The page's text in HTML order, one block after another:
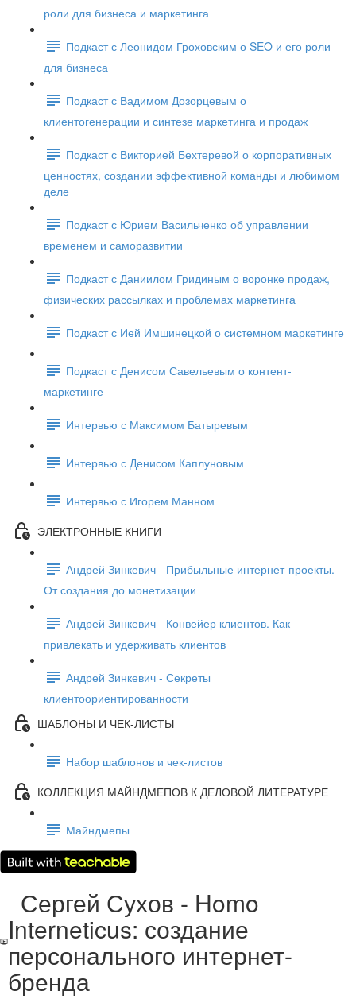
роли для бизнеса и маркетинга
Подкаст с Леонидом Гроховским о SEO и его роли
для бизнеса
Подкаст с Вадимом Дозорцевым о
клиентогенерации и синтезе маркетинга и продаж
Подкаст с Викторией Бехтеревой о корпоративных
ценностях, создании эффективной команды и любимом
деле
Подкаст с Юрием Васильченко об управлении
временем и саморазвитии
Подкаст с Даниилом Гридиным о воронке продаж,
физических рассылках и проблемах маркетинга
Подкаст с Ией Имшинецкой о системном маркетинге
Подкаст с Денисом Савельевым о контент-
маркетинге
Интервью с Максимом Батыревым
Интервью с Денисом Каплуновым
Интервью с Игорем Манном
ЭЛЕКТРОННЫЕ КНИГИ
Андрей Зинкевич - Прибыльные интернет-проекты.
От создания до монетизации
Андрей Зинкевич - Конвейер клиентов. Как
привлекать и удерживать клиентов
Андрей Зинкевич - Секреты
клиентоориентированности
ШАБЛОНЫ И ЧЕК-ЛИСТЫ
Набор шаблонов и чек-листов
КОЛЛЕКЦИЯ МАЙНДМЕПОВ К ДЕЛОВОЙ ЛИТЕРАТУРЕ
Майндмепы
Сергей Сухов - Homo
Interneticus: создание
персонального интернет-
бренда